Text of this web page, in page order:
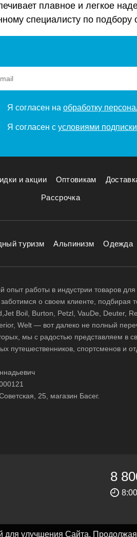
плавное и легкое
специалисту по
Я согласен на обработку
Я согласен с условиями подписки
и акции Оптовикам
Рассрочка
туризм Альпинизм Одежда
работы в индустрии товаров для
о своем клиенте, подбирая
Boil, Burton, Petzl, VauDe, Deuter,
Welt — вот далеко не полный
мы с радостью представляем в
путешественников, спортсменов и
25, магазин Басег.
8
для улучшения Сайта.